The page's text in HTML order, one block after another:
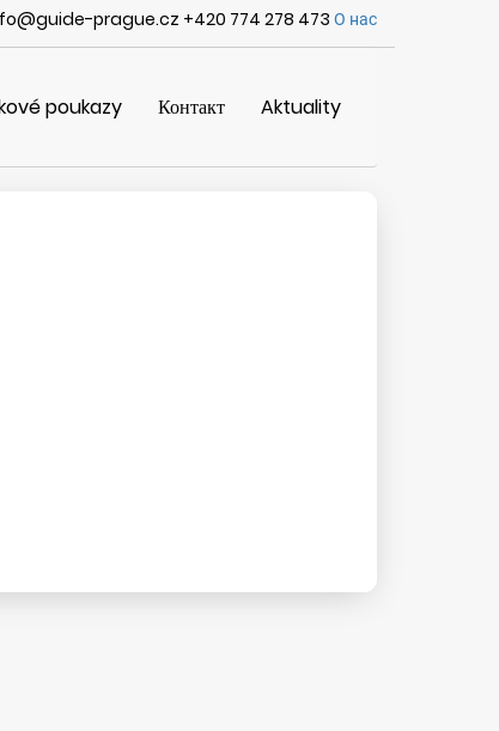
prague.cz +420 774 278 473О нас
poukazy Контакт Aktuality